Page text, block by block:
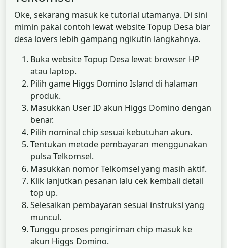
Oke, sekarang masuk ke tutorial utamanya. Di sini
mimin pakai contoh lewat website Topup Desa biar
desa lovers lebih gampang ngikutin langkahnya.
Buka website Topup Desa lewat browser HP
atau laptop.
Pilih game Higgs Domino Island di halaman
produk.
Masukkan User ID akun Higgs Domino dengan
benar.
Pilih nominal chip sesuai kebutuhan akun.
Tentukan metode pembayaran menggunakan
pulsa Telkomsel.
Masukkan nomor Telkomsel yang masih aktif.
Klik lanjutkan pesanan lalu cek kembali detail
top up.
Selesaikan pembayaran sesuai instruksi yang
muncul.
Tunggu proses pengiriman chip masuk ke
akun Higgs Domino.